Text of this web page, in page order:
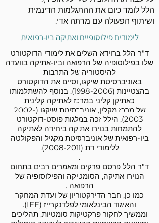
הלל לומד כיום את ההתגלמות הדינמית
ושיתוף הפעולה עם מרתה אדי.
לימודים פילוסופיים ואתיקה ביו-רפואית
ד"ר הלל ברוידא השלים את לימודי הדוקטורט
שלו בפילוסופיה של הרפואה וביו-אתיקה בוועדה
להיסטוריה של התרבות
באוניברסיטת שיקגו, וסיים את הדוקטורט
בהצטיינות (1998-2006)
. בנוסף להשתלמותו
כאתיקן קליני במרכז לאתיקה קלינית
של מרכז מקלין, אוניברסיטת שיקגו (2002-
2003) , הילל זכה במלגות פוסט-דוקטורט
להתמחות בנוירו אתיקה ביחידה לאתיקה
ביו-רפואית של אוניברסיטת מקגיל והפקולטה
ללימודי דת (2008-2011)
.
.
ד"ר הלל פרסם פרקים ומאמרים רבים בתחום
הנוירו אתיקה, הסומטיקה והפילוסופיה של
הרפואה .
כמו כן, חבר הדירקטוריון של ועדת המחקר
והאיגוד הבינלאומי לפלדנקרייז (IFF).
וממשיך לחקור פרקטיקות סומטיות, תהליכים